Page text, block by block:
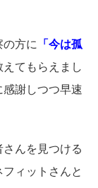
方に
「今は孤
えてもらえまし
謝しつつ早速
んを見つける
ィットさんと